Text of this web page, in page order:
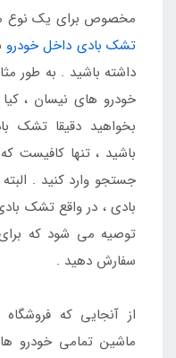
مخصوص برای یک نوع
تشک بادی داخل خودرو
داشته باشید . به طور
خودرو های نیسان ،
بخواهید دقیقا تشک
باشید ، تنها کافیست
جستجو وارد کنید .
بادی ، در واقع تشک
توصیه می شود که
سفارش دهید .
از آنجایی که فروشگاه
ماشین تمامی خودرو